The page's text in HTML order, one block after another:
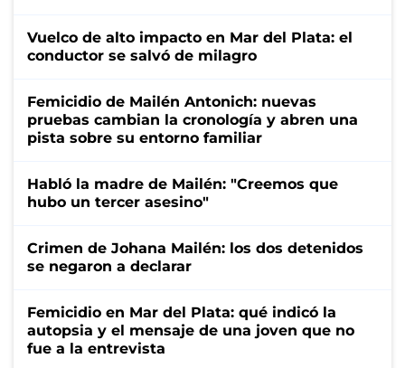
Vuelco de alto impacto en Mar del Plata: el
conductor se salvó de milagro
Femicidio de Mailén Antonich: nuevas
pruebas cambian la cronología y abren una
pista sobre su entorno familiar
Habló la madre de Mailén: "Creemos que
hubo un tercer asesino"
Crimen de Johana Mailén: los dos detenidos
se negaron a declarar
Femicidio en Mar del Plata: qué indicó la
autopsia y el mensaje de una joven que no
fue a la entrevista